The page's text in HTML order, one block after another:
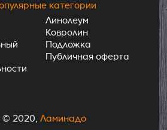
категории
Линолеум
Ковролин
Подложка
Публичная оферта
© 2020, Ламинадо